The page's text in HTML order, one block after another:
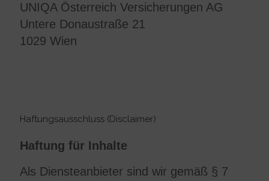
UNIQA Österreich Versicherungen AG
Untere Donaustraße 21
1029 Wien
Haftungsausschluss (Disclaimer)
Haftung für Inhalte
Als Diensteanbieter sind wir gemäß § 7